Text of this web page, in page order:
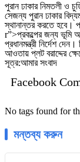
পুরান ঢাকার নিমতলী ও
সেজন্য পুরান ঢাকার
স্থানান্তর করতে হবে।
r”>প্রকল্পের জন্য ভূমি
প্রধানমন্ত্রী নির্দেশ
আওতায় প্লট বরাদ্দের
সূত্র:আমার সংবাদ
Facebook
No tags found for
মন্তব্য করুন